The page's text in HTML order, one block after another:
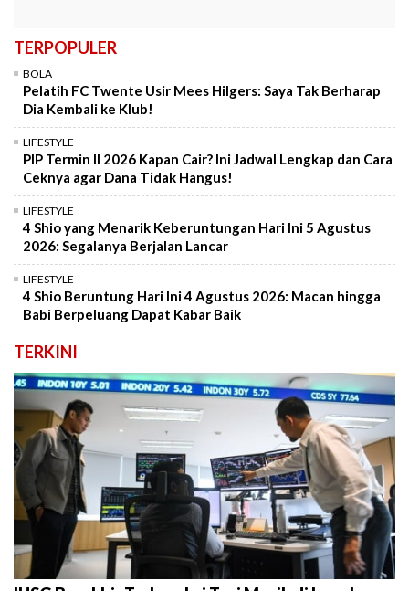
TERPOPULER
BOLA
Pelatih FC Twente Usir Mees Hilgers: Saya Tak Berharap
Dia Kembali ke Klub!
LIFESTYLE
PIP Termin II 2026 Kapan Cair? Ini Jadwal Lengkap dan Cara
Ceknya agar Dana Tidak Hangus!
LIFESTYLE
4 Shio yang Menarik Keberuntungan Hari Ini 5 Agustus
2026: Segalanya Berjalan Lancar
LIFESTYLE
4 Shio Beruntung Hari Ini 4 Agustus 2026: Macan hingga
Babi Berpeluang Dapat Kabar Baik
TERKINI